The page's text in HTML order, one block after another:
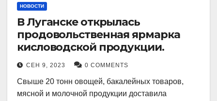
НОВОСТИ
В Луганске открылась
продовольственная ярмарка
кисловодской продукции.
СЕН 9, 2023 0 COMMENTS
Свыше 20 тонн овощей, бакалейных товаров,
мясной и молочной продукции доставила